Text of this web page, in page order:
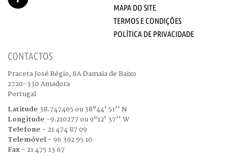
MAPA DO SITE
TERMOS E CONDIÇÕES
POLÍTICA DE PRIVACIDADE
CONTACTOS
Praceta José Régio, 8A Damaia de Baixo
2720-330 Amadora
Portugal
Latitude 38.747465 ou 38º44' 51'' N
Longitude -9.210277 ou 9º12' 37'' W
Telefone - 21 474 87 09
Telemóvel - 96 392 95 10
Fax - 21 475 13 67